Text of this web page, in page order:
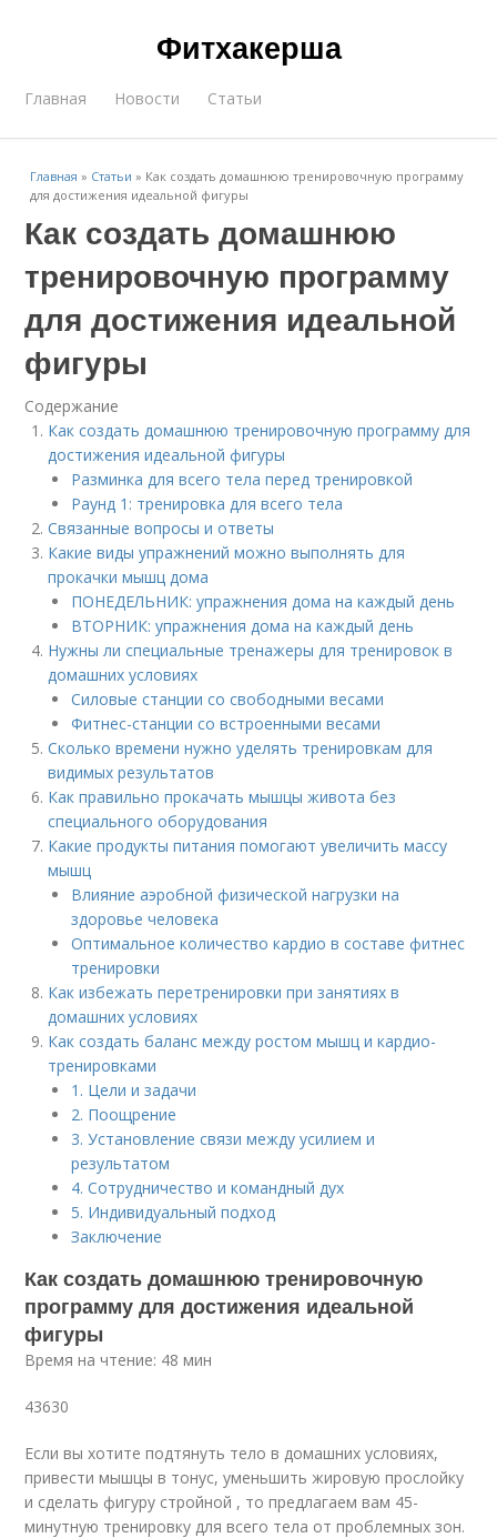
Фитхакерша
Главная Новости Статьи
Главная » Статьи » Как создать домашнюю тренировочную программу
для достижения идеальной фигуры
Как создать домашнюю
тренировочную программу
для достижения идеальной
фигуры
Содержание
Как создать домашнюю тренировочную программу для
достижения идеальной фигуры
Разминка для всего тела перед тренировкой
Раунд 1: тренировка для всего тела
Связанные вопросы и ответы
Какие виды упражнений можно выполнять для
прокачки мышц дома
ПОНЕДЕЛЬНИК: упражнения дома на каждый день
ВТОРНИК: упражнения дома на каждый день
Нужны ли специальные тренажеры для тренировок в
домашних условиях
Силовые станции со свободными весами
Фитнес-станции со встроенными весами
Сколько времени нужно уделять тренировкам для
видимых результатов
Как правильно прокачать мышцы живота без
специального оборудования
Какие продукты питания помогают увеличить массу
мышц
Влияние аэробной физической нагрузки на
здоровье человека
Оптимальное количество кардио в составе фитнес
тренировки
Как избежать перетренировки при занятиях в
домашних условиях
Как создать баланс между ростом мышц и кардио-
тренировками
1. Цели и задачи
2. Поощрение
3. Установление связи между усилием и
результатом
4. Сотрудничество и командный дух
5. Индивидуальный подход
Заключение
Как создать домашнюю тренировочную
программу для достижения идеальной
фигуры
Время на чтение: 48 мин
43630
Если вы хотите подтянуть тело в домашних условиях,
привести мышцы в тонус, уменьшить жировую прослойку
и сделать фигуру стройной , то предлагаем вам 45-
минутную тренировку для всего тела от проблемных зон.